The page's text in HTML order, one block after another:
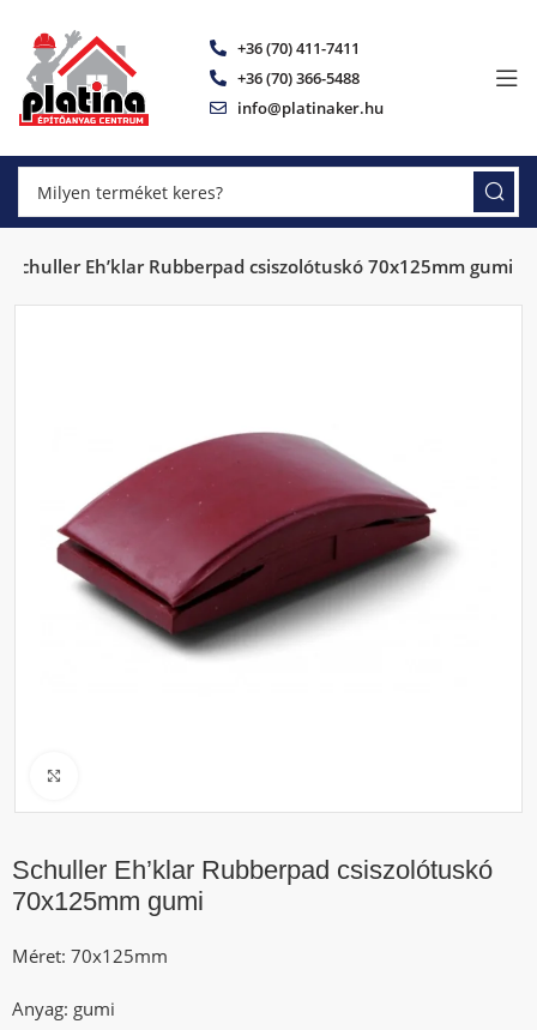
+36 (70) 411-7411
+36 (70) 366-5488
info@platinaker.hu
Schuller Eh’klar Rubberpad csiszolótuskó 70x125mm gumi
Schuller Eh’klar Rubberpad csiszolótuskó
70x125mm gumi
Méret: 70x125mm
Anyag: gumi